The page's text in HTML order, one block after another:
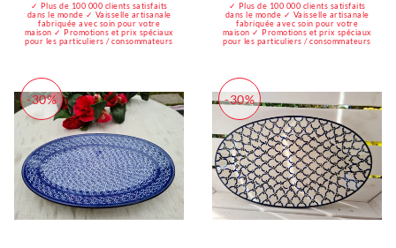
✓ Plus de 100 000 clients satisfaits
dans le monde ✓ Vaisselle artisanale
fabriquée avec soin pour votre
maison ✓ Promotions et prix spéciaux
pour les particuliers / consommateurs
✓ Plus de 100 000 clients satisfaits
dans le monde ✓ Vaisselle artisanale
fabriquée avec soin pour votre
maison ✓ Promotions et prix spéciaux
pour les particuliers / consommateurs
-30% -30%